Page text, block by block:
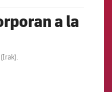
a la